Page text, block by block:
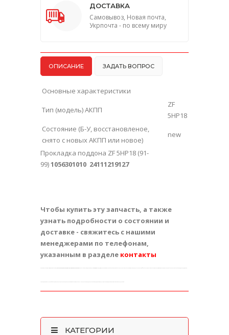
ДОСТАВКА
Самовывоз, Новая почта,
Укрпочта - по всему миру
ОПИСАНИЕ ЗАДАТЬ ВОПРОС
Основные характеристики
Тип (модель) АКПП
ZF
5HP18
Состояние (Б-У, восстановленое,
снято c новых АКПП или новое)
new
Прокладка поддона ZF 5HP18 (91-
99)1056301010 24111219127
Чтобы купить эту запчасть, а также
узнать подробности о состоянии и
доставке - свяжитесь с нашими
менеджерами по телефонам,
указанным в разделе контакты
КАТЕГОРИИ